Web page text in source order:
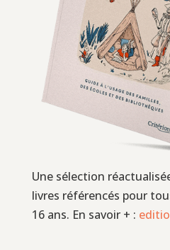
Une sélection
livres référencés pour
16 ans. En savoir + :